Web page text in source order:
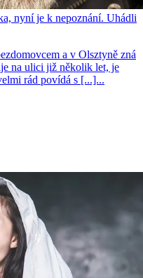
nyní je k nepoznání. Uhádli
a v Olsztyně zná
na ulici již několik let, je
rád povídá s [...]...